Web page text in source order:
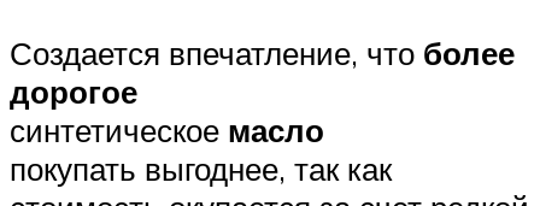
Создается впечатление, что более
дорогое
синтетическое масло
покупать выгоднее, так как